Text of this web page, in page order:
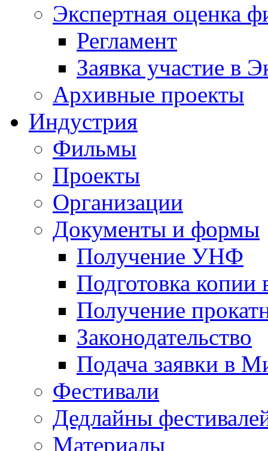
Экспертная оценка
Регламент
Заявка участие в
Архивные проекты
Индустрия
Фильмы
Проекты
Организации
Документы и формы
Получение УНФ
Подготовка копии
Получение
Законодательство
Подача заявки в
Фестивали
Дедлайны
Материалы